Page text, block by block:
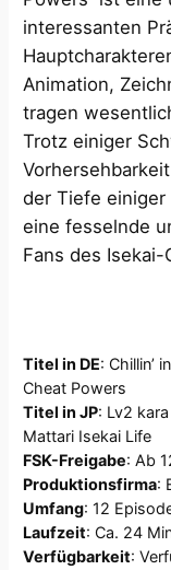
interessanten
Animation,
tragen
Trotz einiger
der Tiefe
eine fesselnde
Fans des Isekai-
Titel in DE: Chillin’
Cheat Powers
Titel in JP: Lv2
Mattari Isekai Life
FSK-Freigabe: Ab
Produktionsfirma:
Umfang: 12
Laufzeit: Ca. 24
Verfügbarkeit: